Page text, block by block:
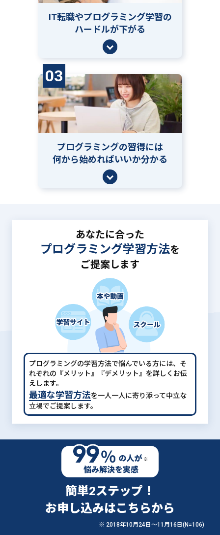
IT転職やプログラミング学習の
ハードルが下がる
03
プログラミングの習得には
何から始めればいいか分かる
あなたに合った
プログラミング学習方法を
ご提案します
プログラミングの学習方法で悩んでいる方には、 そ
れぞれの『メリット』『デメリット』を詳しくお伝
えします。
最適な学習方法を一人一人に寄り添って中立な
立場でご提案します。
簡単2ステップ！
お申し込みはこちらから
※ 2018年10月24日〜11月16日(N=106)